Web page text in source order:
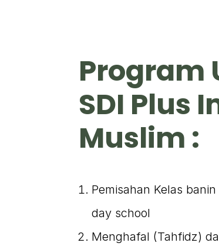
Program
SDI Plus
Muslim :
Pemisahan Kelas
day school
Menghafal (Tahfidz)